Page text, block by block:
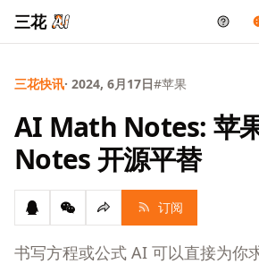
三花
三花快讯· 2024, 6月17日#苹果
AI Math Notes: 苹
Notes 开源平替
订阅
书写方程或公式 AI 可以直接为你